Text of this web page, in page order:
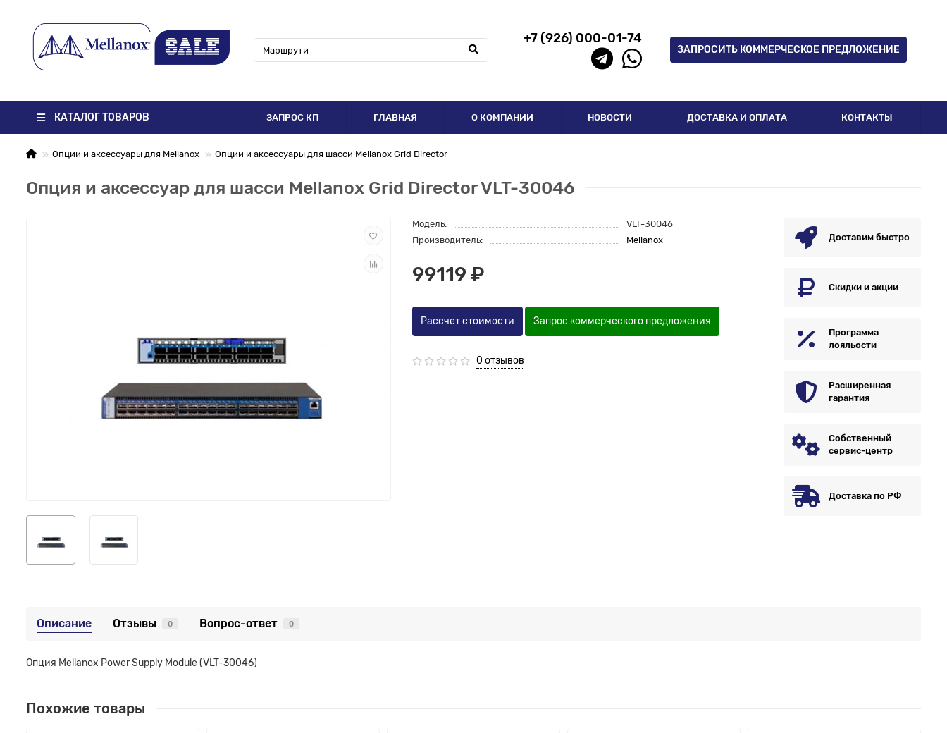
+7 (926) 000-01-74
ЗАПРОСИТЬ КОММЕРЧЕСКОЕ ПРЕДЛОЖЕНИЕ
КАТАЛОГ ТОВАРОВ ЗАПРОС КП ГЛАВНАЯ О КОМПАНИИ НОВОСТИ ДОСТАВКА И ОПЛАТА КОНТАКТЫ
Опции и аксессуары для Mellanox Опции и аксессуары для шасси Mellanox Grid Director
Опция и аксессуар для шасси Mellanox Grid Director VLT-30046
Модель:
VLT-30046
Производитель:
Mellanox
99119 ₽
Рассчет стоимости Запрос коммерческого предложения
0 отзывов
Доставим быстро
Скидки и акции
Программа
лояльости
Расширенная
гарантия
Собственный
сервис-центр
Доставка по РФ
Описание Отзывы 0 Вопрос-ответ 0
Опция Mellanox Power Supply Module (VLT-30046)
Похожие товары